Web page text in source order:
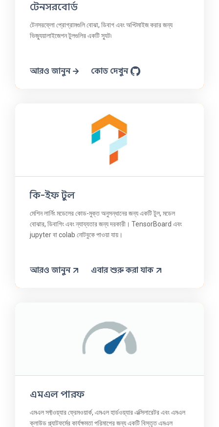
টেনসরবোর্ড
টেনসরফ্লো প্রোগ্রামগুলি বোঝা, ডিবাগ এবং অপ্টিমাইজ করার জন্য
ভিজ্যুয়ালাইজেশন টুলগুলির একটি স্যুট৷
আরও জানুন কোড দেখুন
কি-ইফ টুল
মেশিন লার্নিং মডেলের কোড-মুক্ত অনুসন্ধানের জন্য একটি টুল, মডেল
বোঝার, ডিবাগিং এবং ন্যায্যতার জন্য দরকারী। TensorBoard এবং
jupyter বা colab নোটবুকে পাওয়া যায়।
আরও জানুন এবার শুরু করা যাক
এমএল পারফ
এমএল সফ্টওয়্যার ফ্রেমওয়ার্ক, এমএল হার্ডওয়্যার এক্সিলারেটর এবং এমএল
ক্লাউড প্ল্যাটফর্মের কার্যক্ষমতা পরিমাপের জন্য একটি বিস্তৃত এমএল